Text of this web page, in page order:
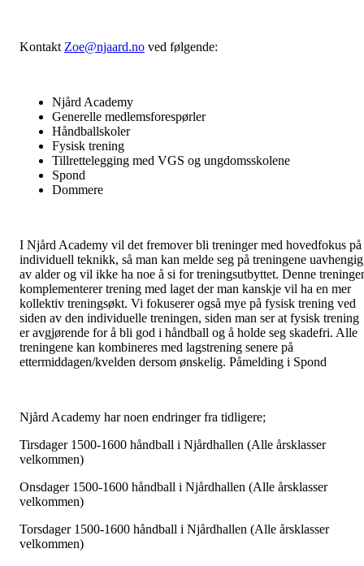
Kontakt Zoe@njaard.no ved følgende:
Njård Academy
Generelle medlemsforespørler
Håndballskoler
Fysisk trening
Tillrettelegging med VGS og ungdomsskolene
Spond
Dommere
I Njård Academy vil det fremover bli treninger med hovedfokus på
individuell teknikk, så man kan melde seg på treningene uavhengig
av alder og vil ikke ha noe å si for treningsutbyttet. Denne
komplementerer trening med laget der man kanskje vil ha en mer
kollektiv treningsøkt. Vi fokuserer også mye på fysisk trening ved
siden av den individuelle treningen, siden man ser at fysisk trening
er avgjørende for å bli god i håndball og å holde seg skadefri. Alle
treningene kan kombineres med lagstrening senere på
ettermiddagen/kvelden dersom ønskelig. Påmelding i Spond
Njård Academy har noen endringer fra tidligere;
Tirsdager 1500-1600 håndball i Njårdhallen (Alle årsklasser
velkommen)
Onsdager 1500-1600 håndball i Njårdhallen (Alle årsklasser
velkommen)
Torsdager 1500-1600 håndball i Njårdhallen (Alle årsklasser
velkommen)